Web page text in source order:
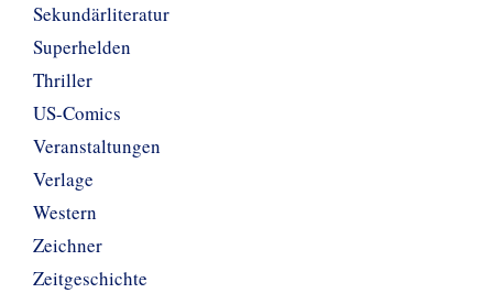
Sekundärliteratur
Superhelden
Thriller
US-Comics
Veranstaltungen
Verlage
Western
Zeichner
Zeitgeschichte